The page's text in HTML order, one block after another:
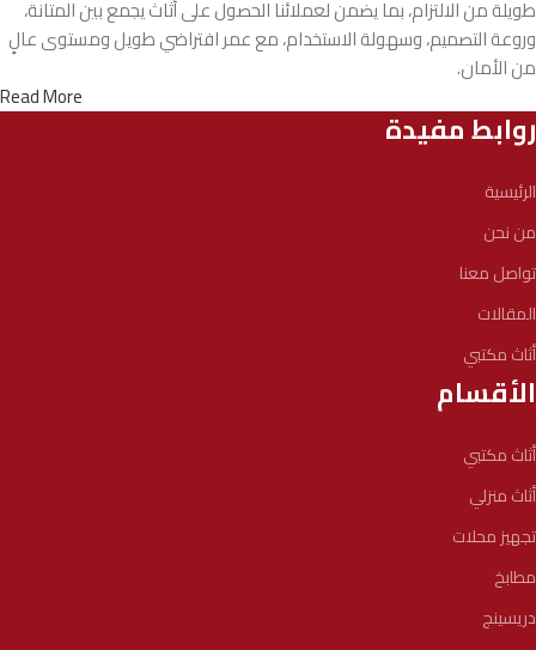
طويلة من الالتزام، بما يضمن لعملائنا الحصول على أثاث يجمع بين المتانة،
وروعة التصميم، وسهولة الاستخدام، مع عمر افتراضي طويل ومستوى عالٍ
من الأمان.
Read More
روابط مفيدة
الرئيسية
من نحن
تواصل معنا
المقالات
أثاث مكتبي
الأقسام
أثاث مكتبي
أثاث منزلي
تجهيز محلات
مطابخ
دريسينج